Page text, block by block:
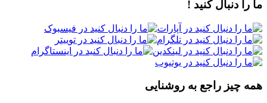
ما را دنبال کنید !
همه چیز راجع به روشنایی